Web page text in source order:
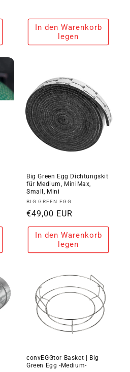
In den Warenkorb
legen
Big Green Egg Dichtungskit
für Medium, MiniMax,
Small, Mini
Anbieter:
BIG GREEN EGG
Normaler
Preis
€49,00 EUR
In den Warenkorb
legen
convEGGtor Basket | Big
Green Egg -Medium-